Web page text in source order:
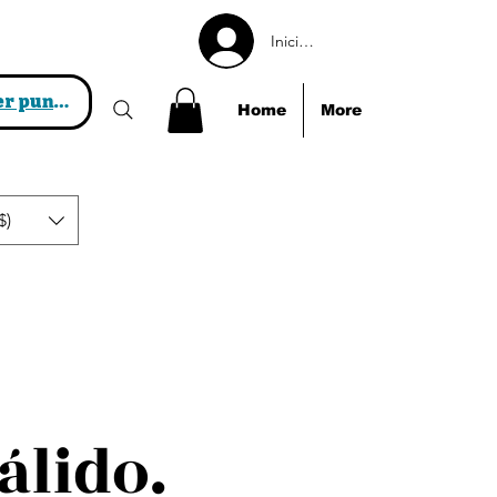
Ver puntos
Iniciar sesión
Home More